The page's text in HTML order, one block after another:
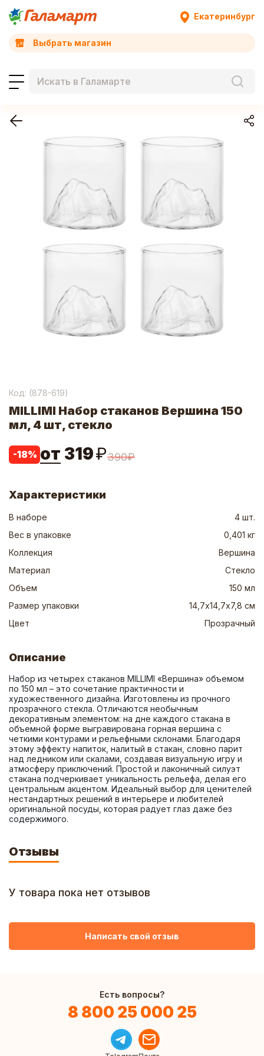
Екатеринбург
Выбрать магазин
Код: (878-619)
MILLIMI Набор стаканов Вершина 150
мл, 4 шт, стекло
-18% от 319₽390₽
Характеристики
В наборе
4 шт.
Вес в упаковке
0,401 кг
Коллекция
Вершина
Материал
Стекло
Объем
150 мл
Размер упаковки
14,7х14,7х7,8 см
Цвет
Прозрачный
Описание
Набор из четырех стаканов MILLIMI «Вершина» объемом
по 150 мл – это сочетание практичности и
художественного дизайна. Изготовлены из прочного
прозрачного стекла. Отличаются необычным
декоративным элементом: на дне каждого стакана в
объемной форме выгравирована горная вершина с
четкими контурами и рельефными склонами. Благодаря
этому эффекту напиток, налитый в стакан, словно парит
над ледником или скалами, создавая визуальную игру и
атмосферу приключений. Простой и лаконичный силуэт
стакана подчеркивает уникальность рельефа, делая его
центральным акцентом. Идеальный выбор для ценителей
нестандартных решений в интерьере и любителей
оригинальной посуды, которая радует глаз даже без
содержимого.
Отзывы
У товара пока нет отзывов
Написать свой отзыв
Есть вопросы?
8 800 25 000 25